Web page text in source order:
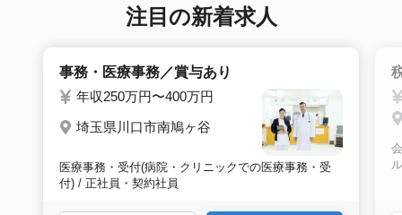
注目の新着求人
事務・医療事務／賞与あり
年収250万円〜400万円
埼玉県川口市南鳩ヶ谷
医療事務・受付(病院・クリニックでの医療事務・受
付) / 正社員・契約社員